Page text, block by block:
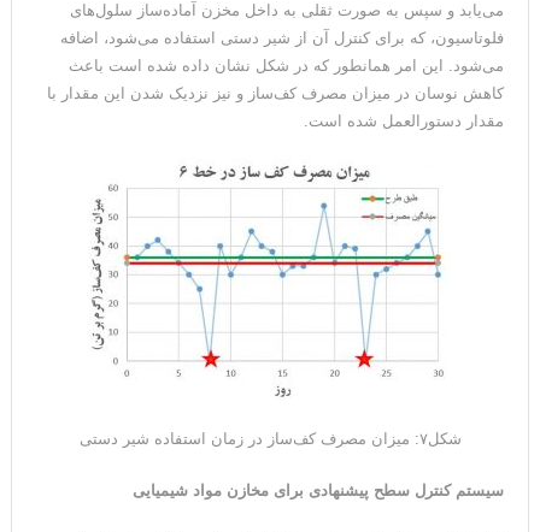
می‌یابد و سپس به صورت ثقلی به داخل مخزن آماده‌ساز سلول‌های
فلوتاسیون، که برای کنترل آن از شیر دستی استفاده می‌شود، اضافه
می‌شود. این امر همانطور که در شکل نشان داده شده است باعث
کاهش نوسان در میزان مصرف کف‌ساز و نیز نزدیک شدن این مقدار با
مقدار دستورالعمل شده است.
شکل۷: میزان مصرف کف‌ساز در زمان استفاده شیر دستی
سیستم کنترل سطح پیشنهادی برای مخازن مواد شیمیایی